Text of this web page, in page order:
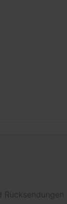
Rücksendungen